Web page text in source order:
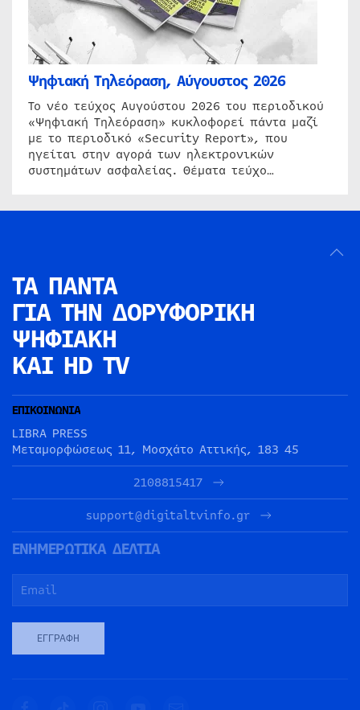
Ψηφιακή Τηλεόραση, Αύγουστος 2026
Το νέο τεύχος Αυγούστου 2026 του περιοδικού
«Ψηφιακή Τηλεόραση» κυκλοφορεί πάντα μαζί
με το περιοδικό «Security Report», που
ηγείται στην αγορά των ηλεκτρονικών
συστημάτων ασφαλείας. Θέματα τεύχο…
ΤΑ ΠΑΝΤΑ
ΓΙΑ ΤΗΝ ΔΟΡΥΦΟΡΙΚΗ
ΨΗΦΙΑΚΗ
ΚΑΙ HD TV
ΕΠΙΚΟΙΝΩΝΙΑ
LIBRA PRESS
Μεταμορφώσεως 11, Μοσχάτο Αττικής, 183 45
2108815417
support@digitaltvinfo.gr
ΕΝΗΜΕΡΩΤΙΚΑ ΔΕΛΤΙΑ
ΕΓΓΡΑΦΉ